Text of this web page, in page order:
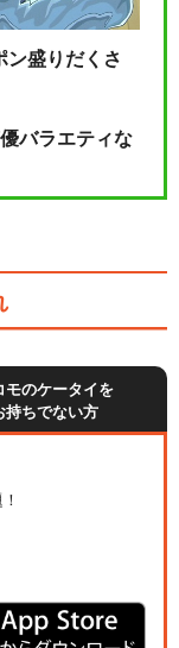
ン盛りだくさ
バラエティな
モのケータイを
持ちでない方